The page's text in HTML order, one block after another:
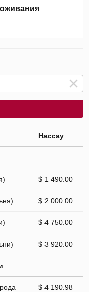
Нассау
$ 1 490.00
$ 2 000.00
$ 4 750.00
$ 3 920.00
$ 4 190.98